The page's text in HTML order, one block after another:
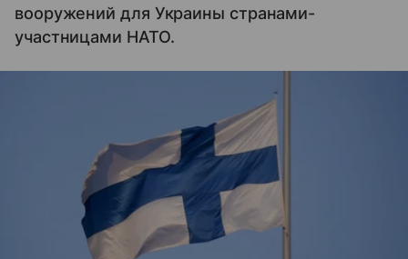
вооружений для Украины странами-
участницами НАТО.